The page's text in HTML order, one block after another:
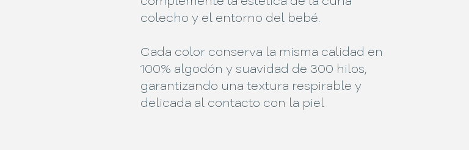
colecho y el entorno del bebé.
Cada color conserva la misma calidad en
100% algodón y suavidad de 300 hilos,
garantizando una textura respirable y
delicada al contacto con la piel